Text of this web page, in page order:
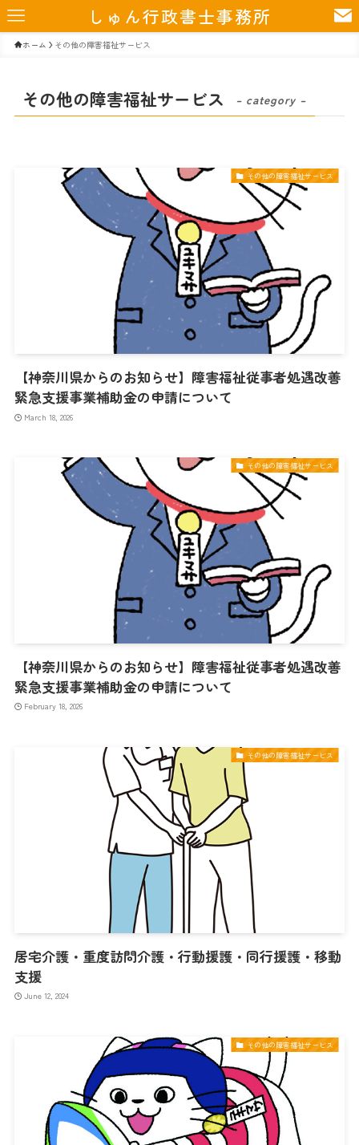
しゅん行政書士事務所
ホーム その他の障害福祉サービス
その他の障害福祉サービス – category –
その他の障害福祉サービス
【神奈川県からのお知らせ】障害福祉従事者処遇改善
緊急支援事業補助金の申請について
March 18, 2026
その他の障害福祉サービス
【神奈川県からのお知らせ】障害福祉従事者処遇改善
緊急支援事業補助金の申請について
February 18, 2026
その他の障害福祉サービス
居宅介護・重度訪問介護・行動援護・同行援護・移動
支援
June 12, 2024
その他の障害福祉サービス